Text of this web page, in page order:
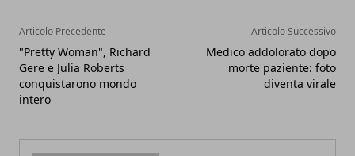
Articolo Precedente
"Pretty Woman", Richard
Gere e Julia Roberts
conquistarono mondo
intero
Articolo Successivo
Medico addolorato dopo
morte paziente: foto
diventa virale